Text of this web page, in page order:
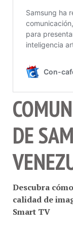
DE
Descubra
calidad de
Smart TV